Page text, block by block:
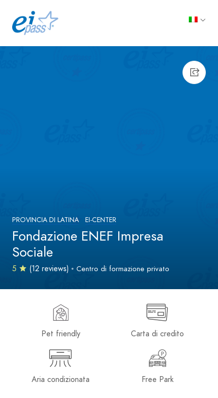
PROVINCIA DI LATINA EI-CENTER
Fondazione ENEF Impresa
Sociale
5 (12 reviews) Centro di formazione privato
Pet friendly Carta di credito
Aria condizionata Free Park